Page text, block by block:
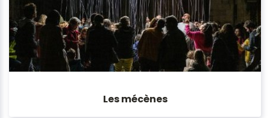
Les mécènes